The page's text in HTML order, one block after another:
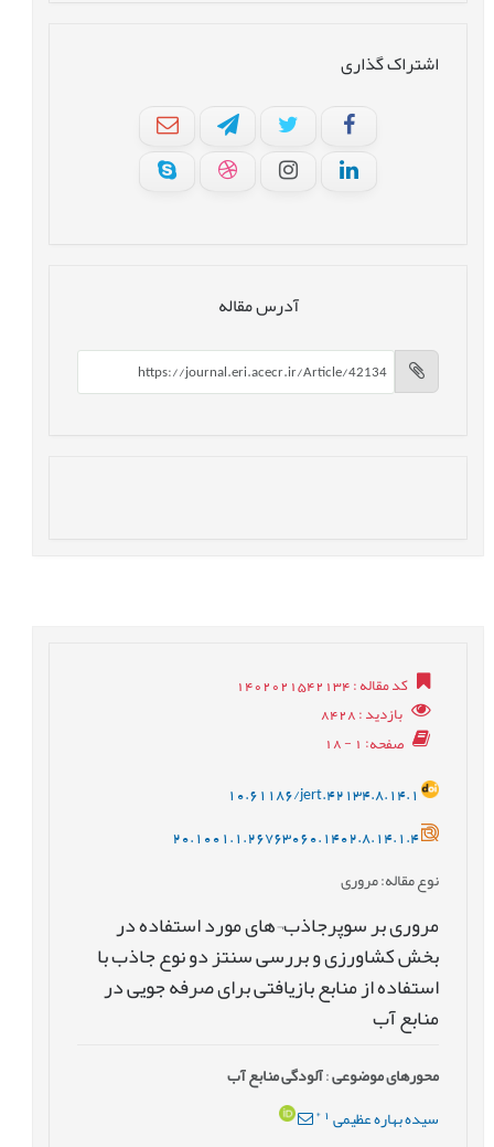
اشتراک گذاری
آدرس مقاله
کد مقاله: 1402021542134
بازدید: 8428
صفحه: 1 - 18
10.61186/jert.42134.8.14.1
20.1001.1.26763060.1402.8.14.1.4
نوع مقاله: مروری
مروری بر سوپرجاذب¬های مورد استفاده در
بخش کشاورزی و بررسی سنتز دو نوع جاذب با
استفاده از منابع بازیافتی برای صرفه جویی در
منابع آب
محورهای موضوعی:آلودگی منابع آب
سیده بهاره عظیمی *